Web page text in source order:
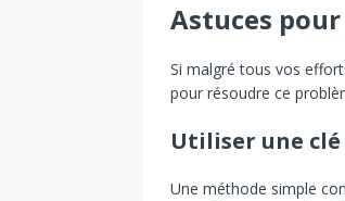
Astuces
Si malgré tous vos
pour résoudre ce
Utiliser une
Une méthode simple